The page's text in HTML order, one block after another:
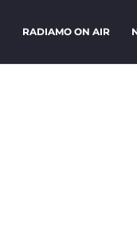
RADIAMO ON AIR